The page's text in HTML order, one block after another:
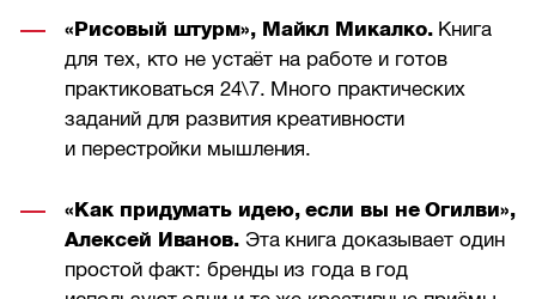
«Рисовый штурм», Майкл Микалко.Книга
для тех, кто не устаёт на работе и готов
практиковаться 24\7. Много практических
заданий для развития креативности
и перестройки мышления.
«Как придумать идею, если вы не Огилви»,
Алексей Иванов.Эта книга доказывает один
простой факт: бренды из года в год